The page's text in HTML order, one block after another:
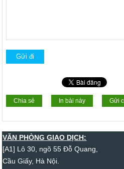
Chia sẻ In bài này Gửi
VĂN PHÒNG GIAO DỊCH:
[A1] Lô 30, ngõ 55 Đỗ Quang,
Cầu Giấy, Hà Nội.